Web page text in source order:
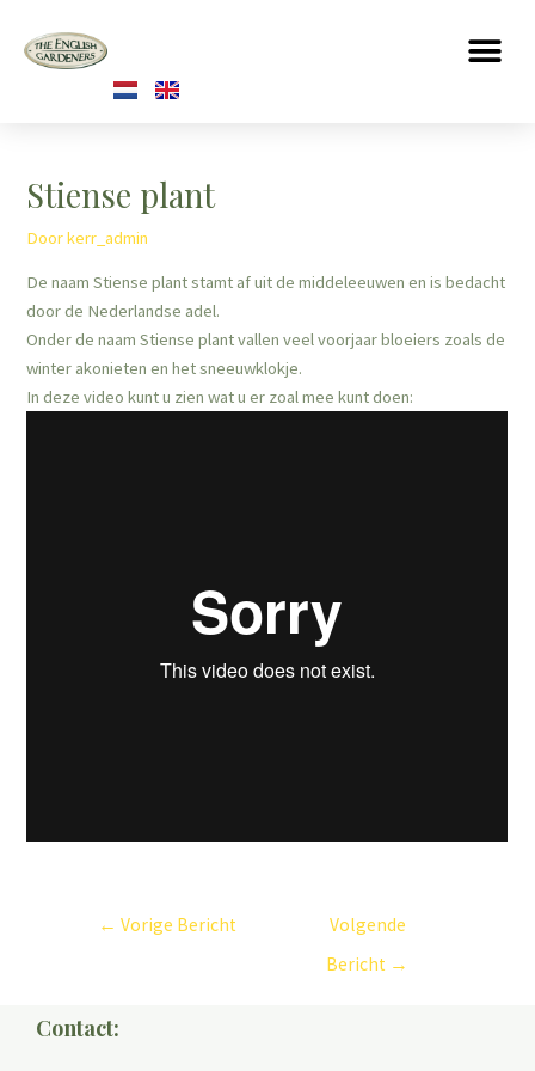
Stiense plant
Doorkerr_admin
De naam Stiense plant stamt af uit de middeleeuwen en is bedacht
door de Nederlandse adel.
Onder de naam Stiense plant vallen veel voorjaar bloeiers zoals de
winter akonieten en het sneeuwklokje.
In deze video kunt u zien wat u er zoal mee kunt doen:
← Vorige Bericht
Volgende
Bericht →
Contact: